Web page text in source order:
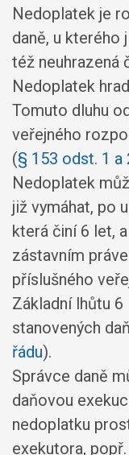
Nedoplatek je
daně, u kterého
též neuhrazená
Nedoplatek
Tomuto dluhu
veřejného
(§ 153 odst. 1 a
Nedoplatek
již vymáhat, po
která činí 6 let,
zástavním
příslušného
Základní lhůtu
stanovených
řádu).
Správce daně
daňovou
nedoplatku
exekutora,